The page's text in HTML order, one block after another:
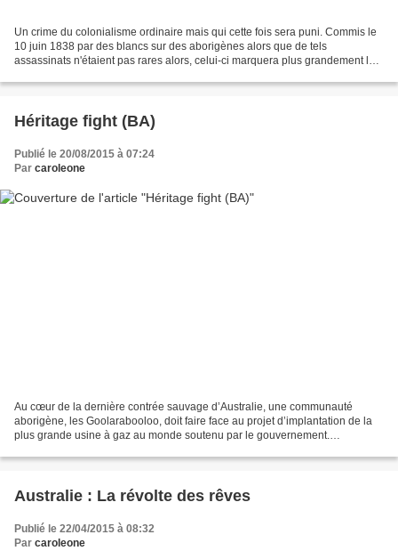
Un crime du colonialisme ordinaire mais qui cette fois sera puni. Commis le
10 juin 1838 par des blancs sur des aborigènes alors que de tels
assassinats n'étaient pas rares alors, celui-ci marquera plus grandement les
Héritage fight (BA)
Publié le 20/08/2015 à 07:24
Par caroleone
Au cœur de la dernière contrée sauvage d’Australie, une communauté
aborigène, les Goolarabooloo, doit faire face au projet d’implantation de la
plus grande usine à gaz au monde soutenu par le gouvernement.
Australie : La révolte des rêves
Publié le 22/04/2015 à 08:32
Par caroleone